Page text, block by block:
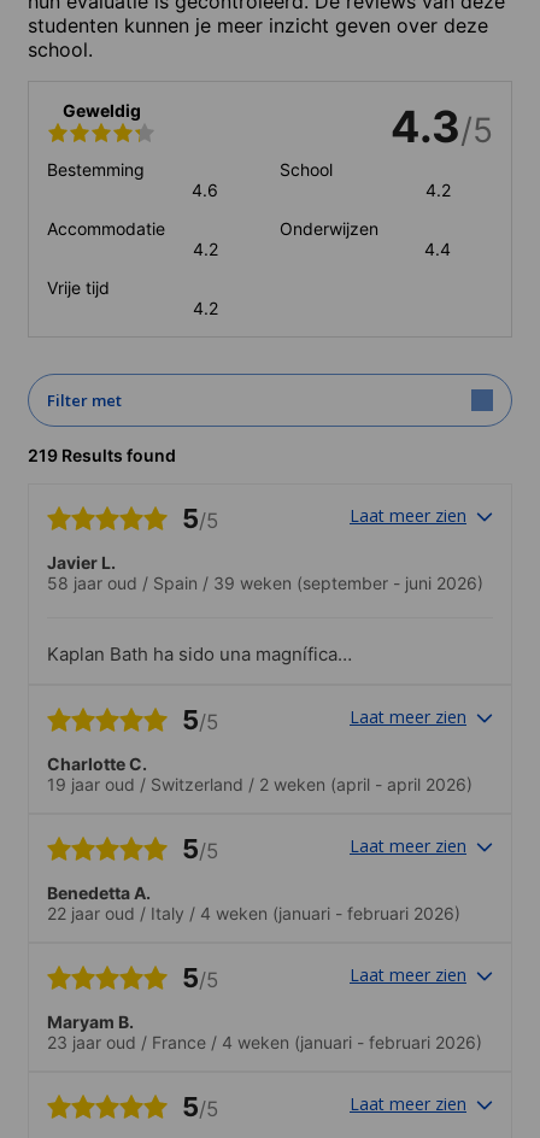
studenten kunnen je meer inzicht geven over deze
school.
Geweldig 4.3/5
Bestemming
4.6
School
4.2
Accommodatie
4.2
Onderwijzen
4.4
Vrije tijd
4.2
Filter met
219 Results found
5/5 Laat meer zien
Javier L.
58 jaar oud / Spain / 39 weken (september - juni 2026)
Kaplan Bath ha sido una magnífica
profesorado es estupendo y el staff nos
teníamos alguna duda o algún tema por
solucionar.La escuela ofrece contínuas
bastantes eventos a los que uno se
puede incorporar. La disposición del staff
para todas estas alternativas es
estupenda
5/5 Laat meer zien
Charlotte C.
19 jaar oud / Switzerland / 2 weken (april - april 2026)
5/5 Laat meer zien
Benedetta A.
22 jaar oud / Italy / 4 weken (januari - februari 2026)
5/5 Laat meer zien
Maryam B.
23 jaar oud / France / 4 weken (januari - februari 2026)
5/5 Laat meer zien